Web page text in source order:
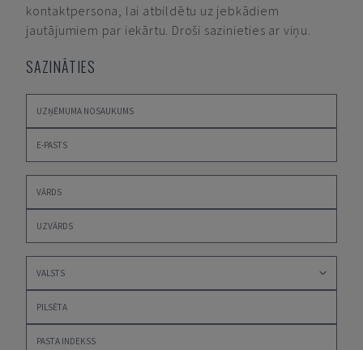
kontaktpersona, lai atbildētu uz jebkādiem
jautājumiem par iekārtu. Droši sazinieties ar viņu.
SAZINĀTIES